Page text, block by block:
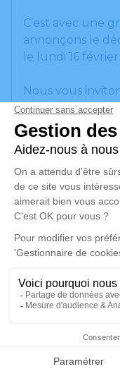
Faire-part
C’est avec une
annonçons le
le lundi 16
Nous vous
laisser vos
souvenirs, une
pensées à
Cet endroit est
honorer la
Cérémonie
vendredi
eglise de
01510